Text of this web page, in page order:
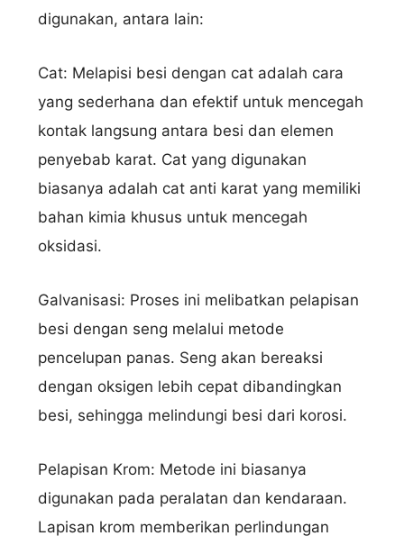
digunakan, antara lain:
Cat: Melapisi besi dengan cat adalah cara
yang sederhana dan efektif untuk mencegah
kontak langsung antara besi dan elemen
penyebab karat. Cat yang digunakan
biasanya adalah cat anti karat yang memiliki
bahan kimia khusus untuk mencegah
oksidasi.
Galvanisasi: Proses ini melibatkan pelapisan
besi dengan seng melalui metode
pencelupan panas. Seng akan bereaksi
dengan oksigen lebih cepat dibandingkan
besi, sehingga melindungi besi dari korosi.
Pelapisan Krom: Metode ini biasanya
digunakan pada peralatan dan kendaraan.
Lapisan krom memberikan perlindungan